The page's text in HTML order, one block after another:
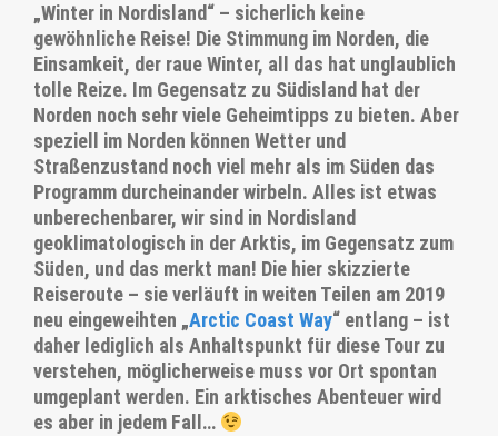
„Winter in Nordisland“ – sicherlich keine
gewöhnliche Reise! Die Stimmung im Norden, die
Einsamkeit, der raue Winter, all das hat unglaublich
tolle Reize. Im Gegensatz zu Südisland hat der
Norden noch sehr viele Geheimtipps zu bieten. Aber
speziell im Norden können Wetter und
Straßenzustand noch viel mehr als im Süden das
Programm durcheinander wirbeln. Alles ist etwas
unberechenbarer, wir sind in Nordisland
geoklimatologisch in der Arktis, im Gegensatz zum
Süden, und das merkt man! Die hier skizzierte
Reiseroute – sie verläuft in weiten Teilen am 2019
neu eingeweihten „Arctic Coast Way“ entlang – ist
daher lediglich als Anhaltspunkt für diese Tour zu
verstehen, möglicherweise muss vor Ort spontan
umgeplant werden. Ein arktisches Abenteuer wird
es aber in jedem Fall…